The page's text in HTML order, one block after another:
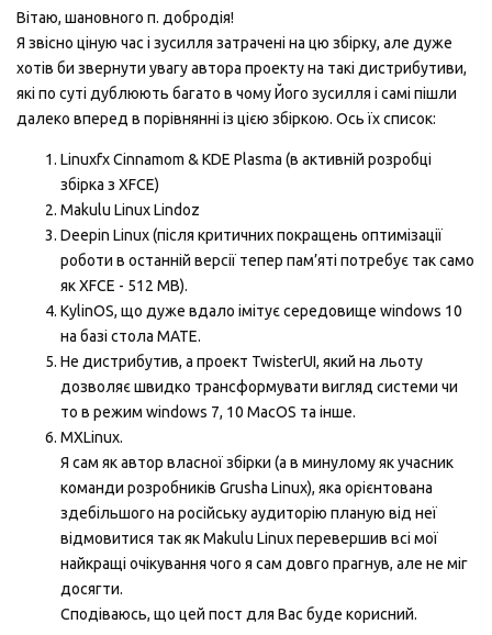
Вітаю, шановного п. добродія!
Я звісно ціную час і зусилля затрачені на цю збірку, але дуже
хотів би звернути увагу автора проекту на такі дистрибутиви,
які по суті дублюють багато в чому Його зусилля і самі пішли
далеко вперед в порівнянні із цією збіркою. Ось їх список:
Linuxfx Cinnamom & KDE Plasma (в активній розробці
збірка з XFCE)
Makulu Linux Lindoz
Deepin Linux (після критичних покращень оптимізації
роботи в останній версії тепер пам’яті потребує так само
як XFCE - 512 MB).
KylinOS, що дуже вдало імітує середовище windows 10
на базі стола MATE.
Не дистрибутив, а проект TwisterUI, який на льоту
дозволяє швидко трансформувати вигляд системи чи
то в режим windows 7, 10 MacOS та інше.
MXLinux.
Я сам як автор власної збірки (а в минулому як учасник
команди розробників Grusha Linux), яка орієнтована
здебільшого на російську аудиторію планую від неї
відмовитися так як Makulu Linux перевершив всі мої
найкращі очікування чого я сам довго прагнув, але не міг
досягти.
Сподіваюсь, що цей пост для Вас буде корисний.